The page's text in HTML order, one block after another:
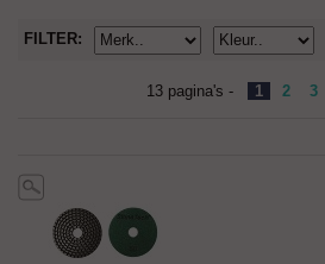
FILTER:
13 pagina's - 1 2 3